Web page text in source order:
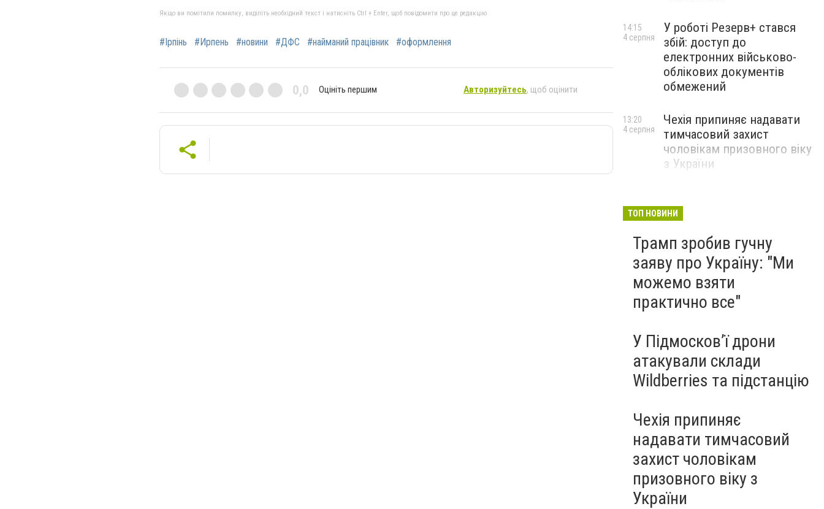
Якщо ви помітили помилку, виділіть необхідний текст і натисніть Ctrl + Enter, щоб повідомити про це редакцію
#Ірпінь #Ирпень #новини #ДФС #найманий працівник #оформлення
0,0 Оцініть першим Авторизуйтесь, щоб оцінити
У роботі Резерв+ стався
збій: доступ до
електронних військово-
облікових документів
обмежений
14:15
4 серпня
Чехія припиняє надавати
тимчасовий захист
чоловікам призовного віку
з України
13:20
4 серпня
ТОП НОВИНИ
Трамп зробив гучну
заяву про Україну: "Ми
можемо взяти
практично все"
У Підмосков’ї дрони
атакували склади
Wildberries та підстанцію
Чехія припиняє
надавати тимчасовий
захист чоловікам
призовного віку з
України